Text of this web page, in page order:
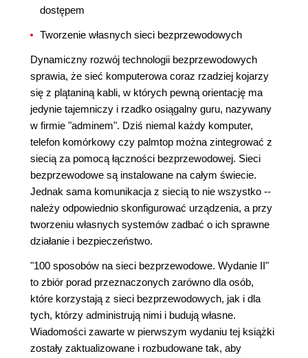
dostępem
Tworzenie własnych sieci bezprzewodowych
Dynamiczny rozwój technologii bezprzewodowych
sprawia, że sieć komputerowa coraz rzadziej kojarzy
się z plątaniną kabli, w których pewną orientację ma
jedynie tajemniczy i rzadko osiągalny guru, nazywany
w firmie "adminem". Dziś niemal każdy komputer,
telefon komórkowy czy palmtop można zintegrować z
siecią za pomocą łączności bezprzewodowej. Sieci
bezprzewodowe są instalowane na całym świecie.
Jednak sama komunikacja z siecią to nie wszystko --
należy odpowiednio skonfigurować urządzenia, a przy
tworzeniu własnych systemów zadbać o ich sprawne
działanie i bezpieczeństwo.
"100 sposobów na sieci bezprzewodowe. Wydanie II"
to zbiór porad przeznaczonych zarówno dla osób,
które korzystają z sieci bezprzewodowych, jak i dla
tych, którzy administrują nimi i budują własne.
Wiadomości zawarte w pierwszym wydaniu tej książki
zostały zaktualizowane i rozbudowane tak, aby